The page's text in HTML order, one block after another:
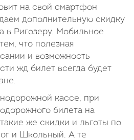
на свой смартфон
дополнительную скидку
в Ригозеру. Мобильное
что полезная
и возможность
жд билет всегда будет
кассе, при
билета на
же скидки и льготы по
и Школьный. А те